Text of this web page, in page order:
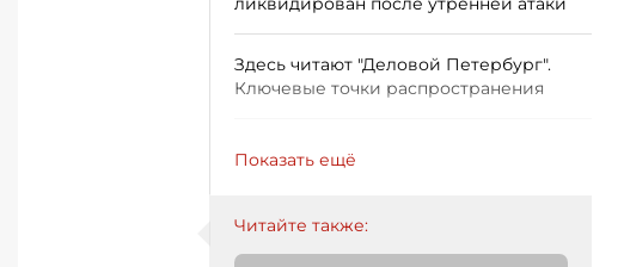
Здесь читают "Деловой Петербург".
Ключевые точки распространения
Показать ещё
Читайте также: